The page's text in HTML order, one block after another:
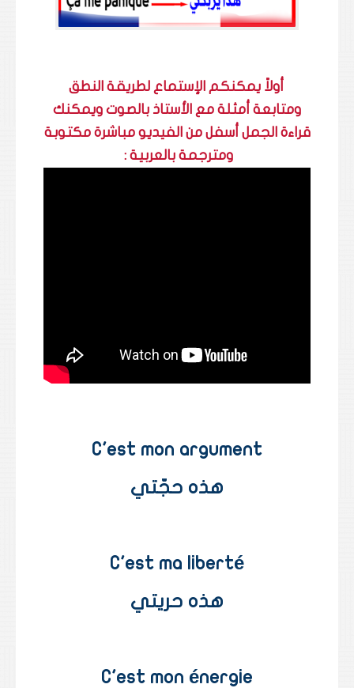
أولاً يمكنكم الإستماع لطريقة النطق
ومتابعة أمثلة مع الأستاذ بالصوت ويمكنك
قراءة الجمل أسفل من الفيديو مباشرة مكتوبة
ومترجمة بالعربية :
C'est mon argument
هذه حجّتي
C'est ma liberté
هذه حريتي
C'est mon énergie